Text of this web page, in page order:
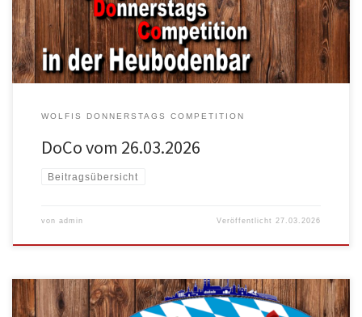
WOLFIS DONNERSTAGS COMPETITION
DoCo vom 26.03.2026
Beitragsübersicht
von admin Veröffentlicht 27.03.2026